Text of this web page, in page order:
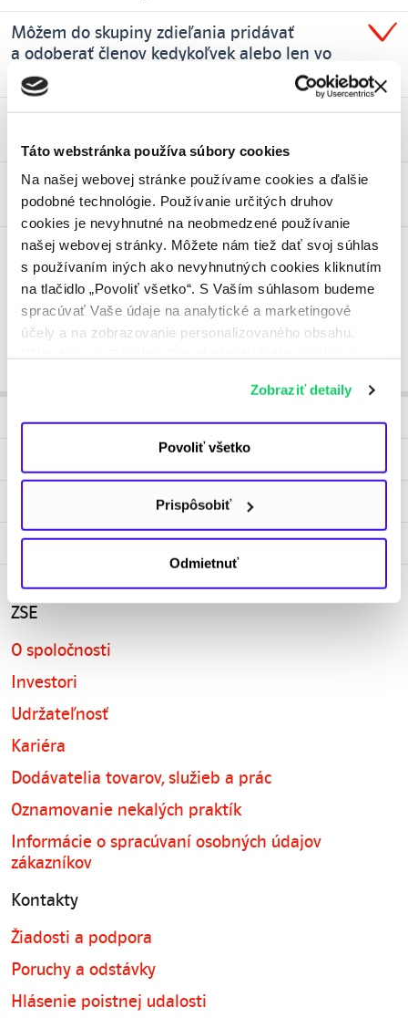
Táto webstránka používa súbory cookies
Na našej webovej stránke používame cookies a ďalšie
podobné technológie. Používanie určitých druhov
cookies je nevyhnutné na neobmedzené používanie
našej webovej stránky. Môžete nám tiež dať svoj súhlas
s používaním iných ako nevyhnutných cookies kliknutím
na tlačidlo „Povoliť všetko“. S Vaším súhlasom budeme
spracúvať Vaše údaje na analytické a marketingové
účely a na zobrazovanie personalizovaného obsahu.
najmä v USA a v iných tretích krajinách. Ďalšie
informácie nájdete v osobitných nastaveniach
Informácii o spracúvaní údajov
Zobraziť detaily
Povoliť všetko
Prispôsobiť
Odmietnuť
Môžem do skupiny zdieľania pridávať
a odoberať členov kedykoľvek alebo len vo
vymedzenom čase?
Môže podnikateľ zdieľať elektrinu domácnosti
Môže byť OOM členom viacerých skupín
zdieľania elektriny?
Môžem si zmeniť metódu zdieľania elektriny
po tom, čo som si už nejakú vybral?
Produkty
Blog
ZSE
O spoločnosti
Investori
Udržateľnosť
Kariéra
Dodávatelia tovarov, služieb a prác
Oznamovanie nekalých praktík
Informácie o spracúvaní osobných údajov
zákazníkov
Kontakty
Žiadosti a podpora
Poruchy a odstávky
Hlásenie poistnej udalosti